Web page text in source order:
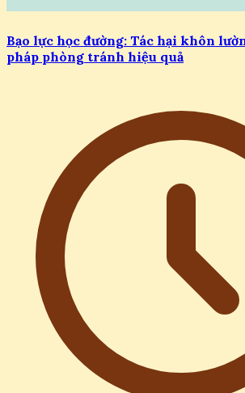
Bạo lực học đường: Tác hại khôn
pháp phòng tránh hiệu quả